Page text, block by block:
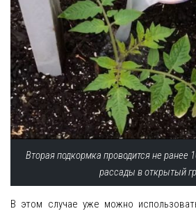
Вторая подкормка проводится не ранее
рассады в открытый
В этом случае уже можно